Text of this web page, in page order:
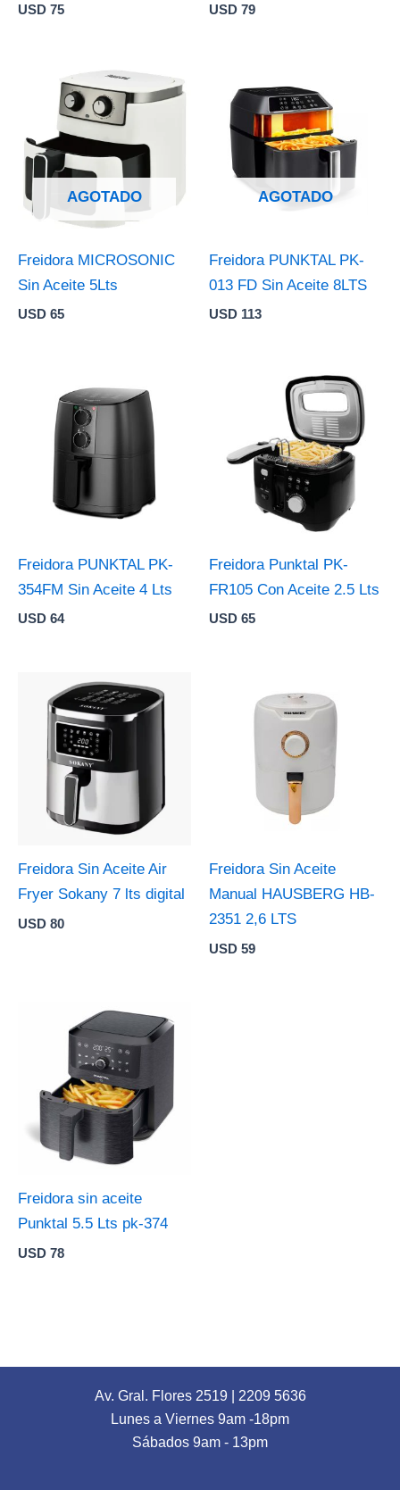
USD 75 USD 79
AGOTADO
Freidora MICROSONIC
Sin Aceite 5Lts
USD 65
AGOTADO
Freidora PUNKTAL PK-
013 FD Sin Aceite 8LTS
USD 113
Freidora PUNKTAL PK-
354FM Sin Aceite 4 Lts
USD 64
Freidora Punktal PK-
FR105 Con Aceite 2.5 Lts
USD 65
Freidora Sin Aceite Air
Fryer Sokany 7 lts digital
USD 80
Freidora Sin Aceite
Manual HAUSBERG HB-
2351 2,6 LTS
USD 59
Freidora sin aceite
Punktal 5.5 Lts pk-374
USD 78
Av. Gral. Flores 2519| 2209 5636
Lunes a Viernes 9am -18pm
Sábados 9am - 13pm